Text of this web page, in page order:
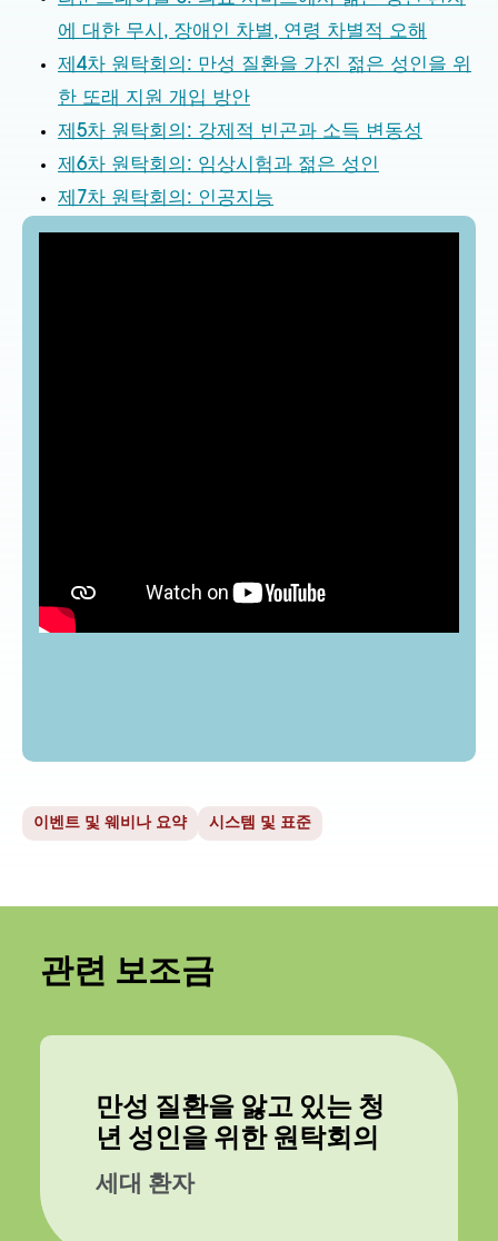
에 대한 무시, 장애인 차별, 연령 차별적 오해
제4차 원탁회의: 만성 질환을 가진 젊은 성인을 위
한 또래 지원 개입 방안
제5차 원탁회의: 강제적 빈곤과 소득 변동성
제6차 원탁회의: 임상시험과 젊은 성인
제7차 원탁회의: 인공지능
이벤트 및 웨비나 요약 시스템 및 표준
관련 보조금
만성 질환을 앓고 있는 청
년 성인을 위한 원탁회의
세대 환자